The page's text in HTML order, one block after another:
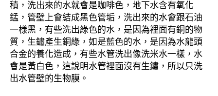
積，洗出來的水就會是咖啡色，地下水含有氧化
錳，管壁上會結成黑色管垢，洗出來的水會跟石油
一樣黑，有些洗出綠色的水，是因為裡面有銅的物
質，生鏽產生銅綠，如是藍色的水，是因為水龍頭
合金的養化造成，有些水管洗出像洗米水一樣，水
會是黃白色，這說明水管裡面沒有生鏽，所以只洗
出水管壁的生物膜。